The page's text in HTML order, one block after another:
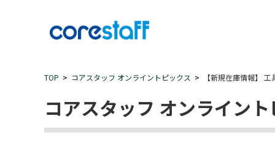
TOP コアスタッフ オンライントピックス 【新規在庫情報】
コアスタッフ オンライン